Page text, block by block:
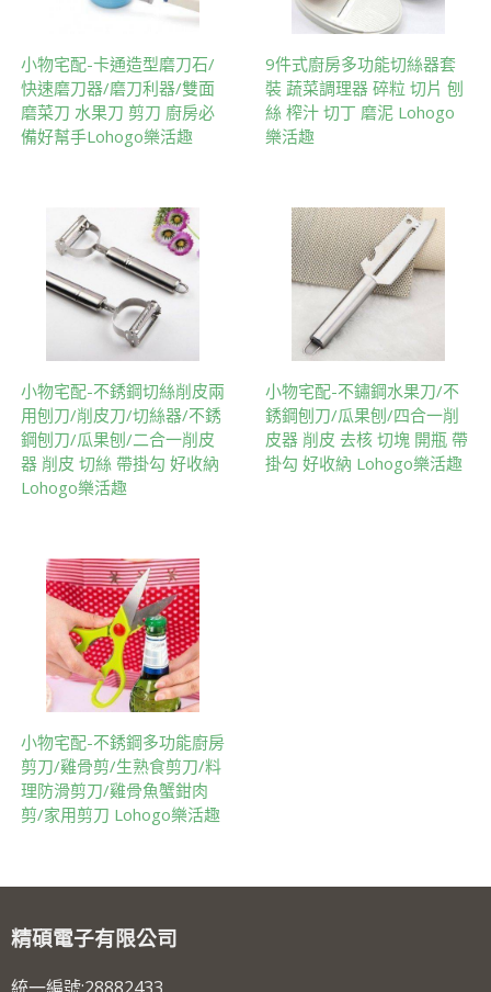
小物宅配-卡通造型磨刀石/
快速磨刀器/磨刀利器/雙面
磨菜刀 水果刀 剪刀 廚房必
備好幫手Lohogo樂活趣
9件式廚房多功能切絲器套
裝 蔬菜調理器 碎粒 切片 刨
絲 榨汁 切丁 磨泥 Lohogo
樂活趣
小物宅配-不銹鋼切絲削皮兩
用刨刀/削皮刀/切絲器/不銹
鋼刨刀/瓜果刨/二合一削皮
器 削皮 切絲 帶掛勾 好收納
Lohogo樂活趣
小物宅配-不鏽鋼水果刀/不
銹鋼刨刀/瓜果刨/四合一削
皮器 削皮 去核 切塊 開瓶 帶
掛勾 好收納 Lohogo樂活趣
小物宅配-不銹鋼多功能廚房
剪刀/雞骨剪/生熟食剪刀/料
理防滑剪刀/雞骨魚蟹鉗肉
剪/家用剪刀 Lohogo樂活趣
精碩電子有限公司